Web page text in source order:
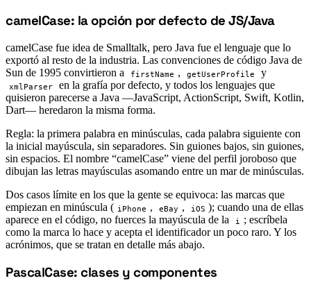
#
camelCase: la opción por defecto de JS/Java
camelCase fue idea de Smalltalk, pero Java fue el lenguaje que lo
exportó al resto de la industria. Las convenciones de código Java de
Sun de 1995 convirtieron a
firstName , getUserProfile y
xmlParser
en la grafía por defecto, y todos los lenguajes que
quisieron parecerse a Java —JavaScript, ActionScript, Swift, Kotlin,
Dart— heredaron la misma forma.
Regla: la primera palabra en minúsculas, cada palabra siguiente con
la inicial mayúscula, sin separadores. Sin guiones bajos, sin guiones,
sin espacios. El nombre “camelCase” viene del perfil joroboso que
dibujan las letras mayúsculas asomando entre un mar de minúsculas.
Dos casos límite en los que la gente se equivoca: las marcas que
empiezan en minúscula ( iPhone , eBay , iOS ); cuando una de ellas
aparece en el código, no fuerces la mayúscula de la
i
; escríbela
como la marca lo hace y acepta el identificador un poco raro. Y los
acrónimos, que se tratan en detalle más abajo.
#
PascalCase: clases y componentes